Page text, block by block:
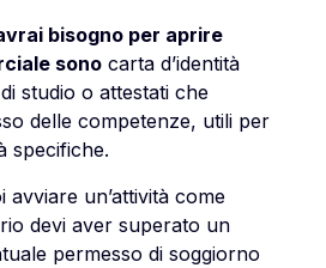
bisogno per aprire
sono carta d’identità
studio o attestati che
delle competenze, utili per
specifiche.
avviare un’attività come
devi aver superato un
permesso di soggiorno